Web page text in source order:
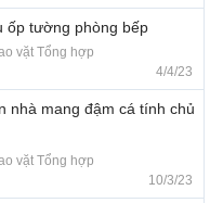
ốp tường phòng bếp
vặt Tổng hợp
4/4/23
nhà mang đậm cá tính chủ
vặt Tổng hợp
10/3/23